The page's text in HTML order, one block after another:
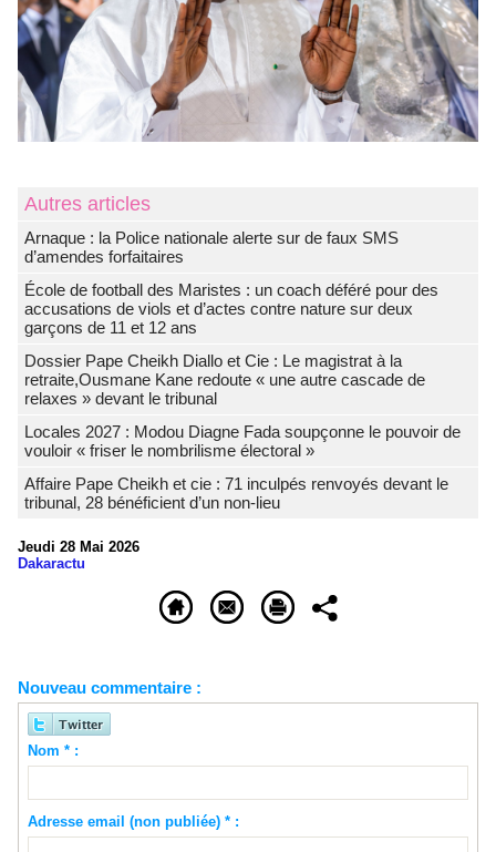
Autres articles
Arnaque : la Police nationale alerte sur de faux SMS
d’amendes forfaitaires
École de football des Maristes : un coach déféré pour des
accusations de viols et d’actes contre nature sur deux
garçons de 11 et 12 ans
Dossier Pape Cheikh Diallo et Cie : Le magistrat à la
retraite,Ousmane Kane redoute « une autre cascade de
relaxes » devant le tribunal
Locales 2027 : Modou Diagne Fada soupçonne le pouvoir de
vouloir « friser le nombrilisme électoral »
Affaire Pape Cheikh et cie : 71 inculpés renvoyés devant le
tribunal, 28 bénéficient d’un non-lieu
Jeudi 28 Mai 2026
Dakaractu
Nouveau commentaire :
Nom * :
Adresse email (non publiée) * :